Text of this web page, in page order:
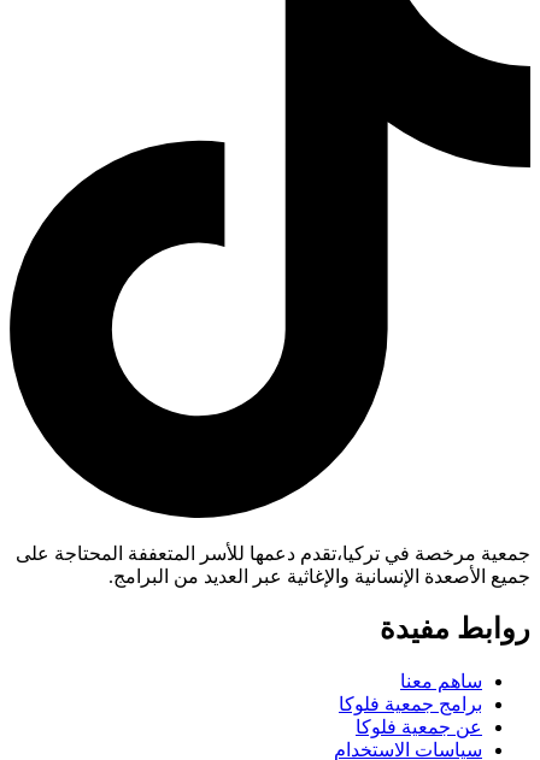
جمعية مرخصة في تركيا،تقدم دعمها للأسر المتعففة المحتاجة على
جميع الأصعدة الإنسانية والإغاثية عبر العديد من البرامج.
روابط مفيدة
ساهم معنا
برامج جمعية فلوكا
عن جمعية فلوكا
سياسات الاستخدام